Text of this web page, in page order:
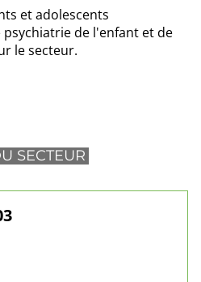
et adolescents
de l'enfant et de
le secteur.
SECTEUR